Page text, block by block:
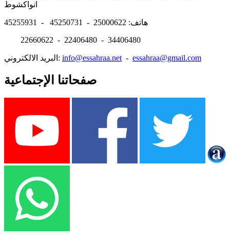
هاتف: 25000622 - 45250731 - 45255931
22660622 - 22406480 - 34406480
البريد الالكتروني: info@essahraa.net - essahraa@gmail.com
صفحاتنا الإجتماعية